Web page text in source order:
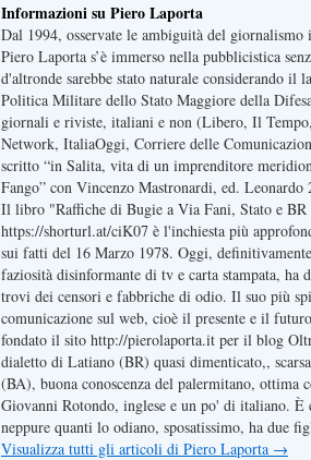
Informazioni su Piero Laporta
Dal 1994, osservate le ambiguità del
Piero Laporta s’è immerso nella pubblicistica
d'altronde sarebbe stato naturale considerando
Politica Militare dello Stato Maggiore della
giornali e riviste, italiani e non (Libero, Il
Network, ItaliaOggi, Corriere delle
scritto “in Salita, vita di un imprenditore
Fango” con Vincenzo Mastronardi, ed.
Il libro "Raffiche di Bugie a Via Fani, Stato e BR
https://shorturl.at/ciK07 è l'inchiesta più
sui fatti del 16 Marzo 1978. Oggi,
faziosità disinformante di tv e carta stampata, ha
trovi dei censori e fabbriche di odio. Il suo più
comunicazione sul web, cioè il presente e il
fondato il sito http://pierolaporta.it per il blog
dialetto di Latiano (BR) quasi dimenticato,,
(BA), buona conoscenza del palermitano, ottima
Giovanni Rotondo, inglese e un po' di italiano. È
neppure quanti lo odiano, sposatissimo, ha due
Visualizza tutti gli articoli di Piero Laporta →